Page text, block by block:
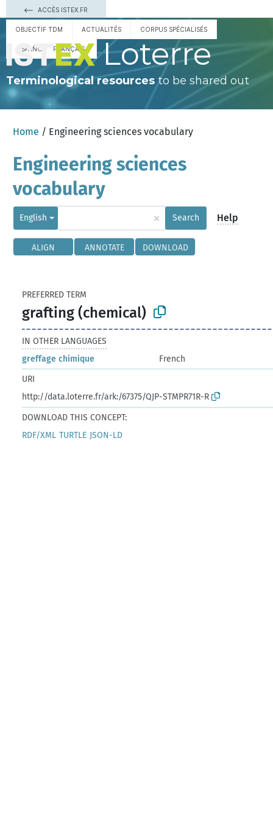
ACCÈS ISTEX.FR
OBJECTIF TDM ACTUALITÉS CORPUS SPÉCIALISÉS
ESPAÑOL FRANÇAIS Loterre
Terminological resourcesto be shared out
Home / Engineering sciences vocabulary
Engineering sciences
vocabulary
English × Search Help
ALIGN ANNOTATE DOWNLOAD
PREFERRED TERM
grafting (chemical)
IN OTHER LANGUAGES
greffage chimique
French
URI
http://data.loterre.fr/ark:/67375/QJP-STMPR71R-R
DOWNLOAD THIS CONCEPT:
RDF/XML TURTLE JSON-LD